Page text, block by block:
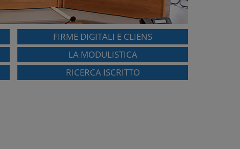
FIRME DIGITALI E CLIENS
LA MODULISTICA
RICERCA ISCRITTO